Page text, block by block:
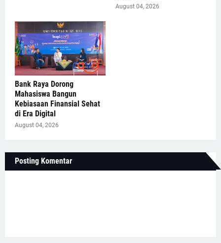
August 04, 2026
Bank Raya Dorong
Mahasiswa Bangun
Kebiasaan Finansial Sehat
di Era Digital
August 04, 2026
Posting Komentar